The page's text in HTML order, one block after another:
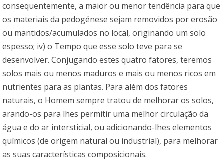
consequentemente, a maior ou menor tendência para que
os materiais da pedogénese sejam removidos por erosão
ou mantidos/acumulados no local, originando um solo
espesso; iv) o Tempo que esse solo teve para se
desenvolver. Conjugando estes quatro fatores, teremos
solos mais ou menos maduros e mais ou menos ricos em
nutrientes para as plantas. Para além dos fatores
naturais, o Homem sempre tratou de melhorar os solos,
arando-os para lhes permitir uma melhor circulação da
água e do ar intersticial, ou adicionando-lhes elementos
químicos (de origem natural ou industrial), para melhorar
as suas características composicionais.